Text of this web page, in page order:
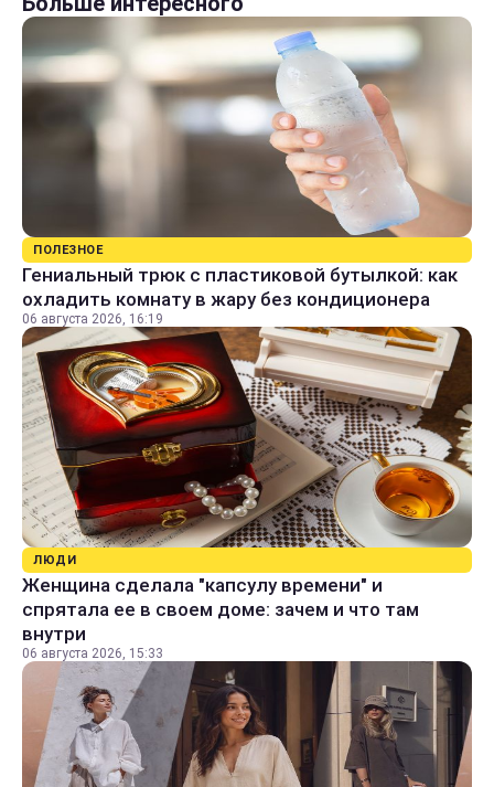
ПОЛЕЗНОЕ
Гениальный трюк с пластиковой бутылкой: как
охладить комнату в жару без кондиционера
06 августа 2026, 16:19
ЛЮДИ
Женщина сделала "капсулу времени" и
спрятала ее в своем доме: зачем и что там
внутри
06 августа 2026, 15:33